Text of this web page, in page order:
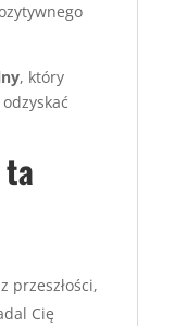
, który
przeszłości,
Cię